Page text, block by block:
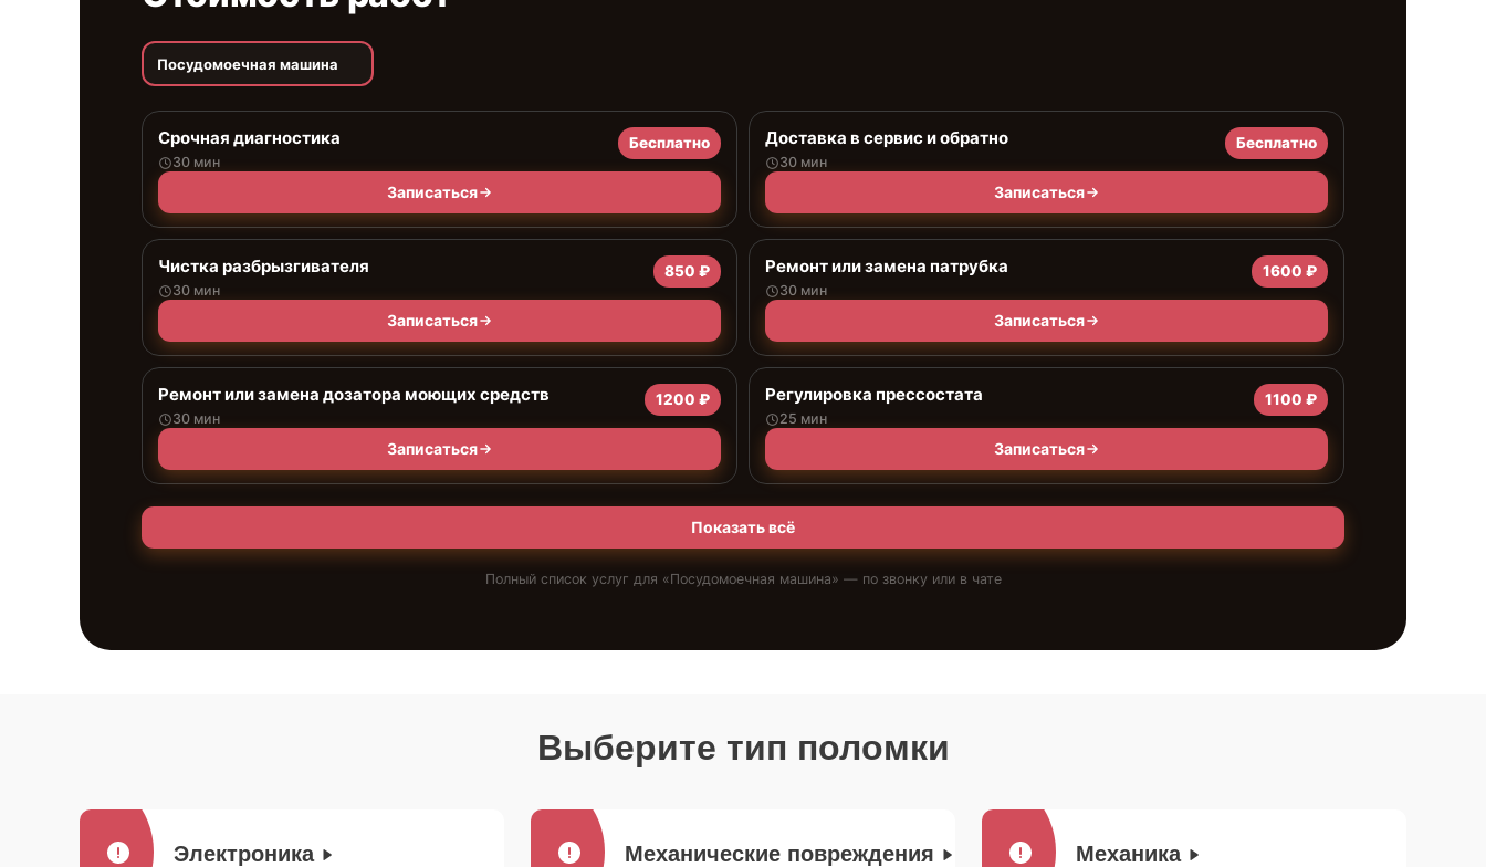
Посудомоечная машина
Срочная диагностика
30 мин
Бесплатно
Записаться
Доставка в сервис и обратно
30 мин
Бесплатно
Записаться
Чистка разбрызгивателя
30 мин
850 ₽
Записаться
Ремонт или замена патрубка
30 мин
1600 ₽
Записаться
Ремонт или замена дозатора моющих средств
30 мин
1200 ₽
Записаться
Регулировка прессостата
25 мин
1100 ₽
Записаться
Показать всё
Полный список услуг для «Посудомоечная машина» — по звонку или в чате
Выберите тип поломки
Электроника Механические повреждения Механика